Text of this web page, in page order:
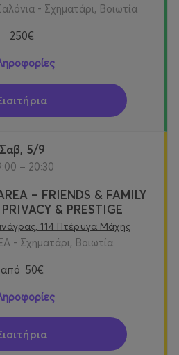
- Σχηματάρι, Βοιωτία
250€
Σαβ, 5/9
– 20:30
– FRIENDS & FAMILY
& PRESTIGE
114 Πτέρυγα Μάχης
- Σχηματάρι, Βοιωτία
από 50€